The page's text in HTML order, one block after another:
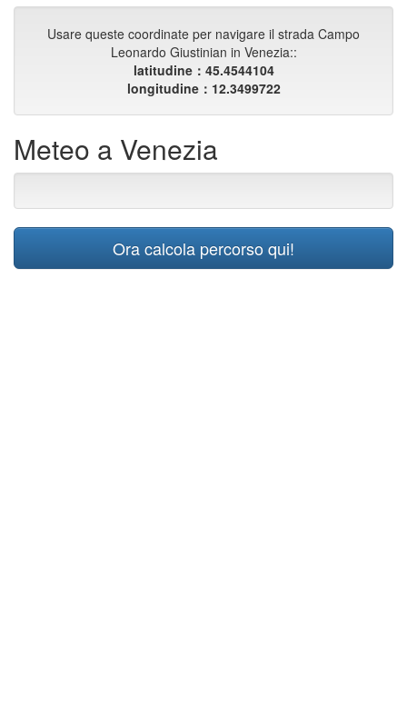
Usare queste coordinate per navigare il strada Campo
Leonardo Giustinian in Venezia::
latitudine：45.4544104
longitudine：12.3499722
Meteo a Venezia
Ora calcola percorso qui!